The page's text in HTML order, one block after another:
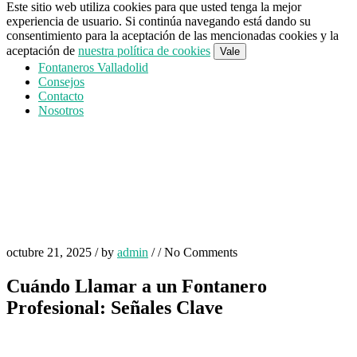
Fontaneros Valladolid
Consejos
Contacto
Nosotros
octubre 21, 2025 /by admin //No Comments
Cuándo Llamar a un Fontanero
Profesional: Señales Clave
Este sitio web utiliza cookies para que usted tenga la mejor
experiencia de usuario. Si continúa navegando está dando su
consentimiento para la aceptación de las mencionadas cookies y la
aceptación de nuestra política de cookies Vale